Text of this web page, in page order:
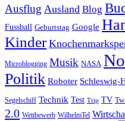
Ausflug Ausland Blog
Fussball Geburtstag Google
Kinder
Microblogging Musik NASA
Politik Roboter Schleswig-
Segelschiff Technik Test Trip TV
2.0 Wettbewerb WilhelmTel